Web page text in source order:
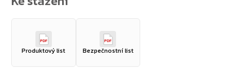
PDF
Produktový list
PDF
Bezpečnostní list